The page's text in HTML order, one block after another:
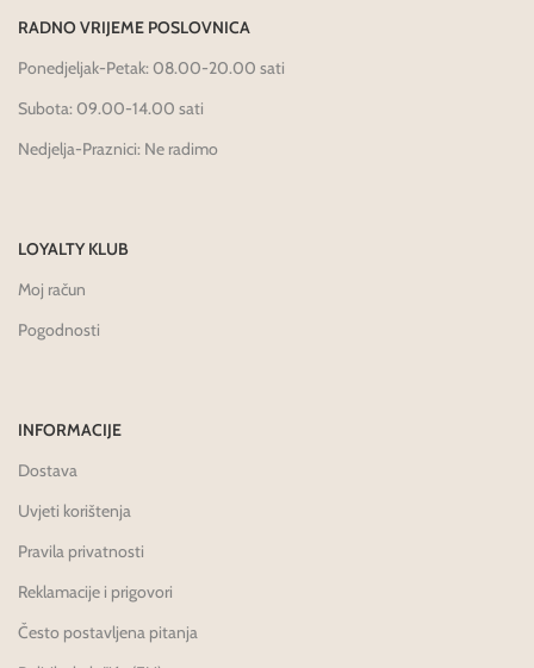
RADNO VRIJEME POSLOVNICA
Ponedjeljak-Petak: 08.00-20.00 sati
Subota: 09.00-14.00 sati
Nedjelja-Praznici: Ne radimo
LOYALTY KLUB
Moj račun
Pogodnosti
INFORMACIJE
Dostava
Uvjeti korištenja
Pravila privatnosti
Reklamacije i prigovori
Često postavljena pitanja